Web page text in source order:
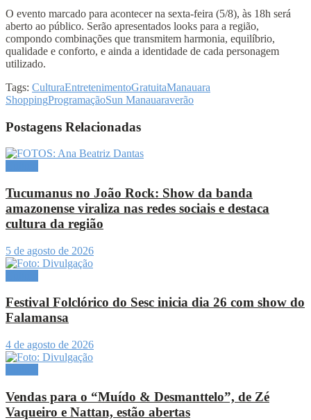
O evento marcado para acontecer na sexta-feira (5/8), às 18h será
aberto ao público. Serão apresentados looks para a região,
compondo combinações que transmitem harmonia, equilíbrio,
qualidade e conforto, e ainda a identidade de cada personagem
utilizado.
Tags: CulturaEntretenimentoGratuitaManauara
ShoppingProgramaçãoSun Manauaraverão
Postagens Relacionadas
Tucumanus no João Rock: Show da banda
amazonense viraliza nas redes sociais e destaca
cultura da região
5 de agosto de 2026
Festival Folclórico do Sesc inicia dia 26 com show do
Falamansa
4 de agosto de 2026
Vendas para o “Muído & Desmanttelo”, de Zé
Vaqueiro e Nattan, estão abertas